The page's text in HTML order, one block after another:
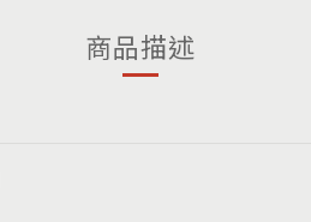
商品描述